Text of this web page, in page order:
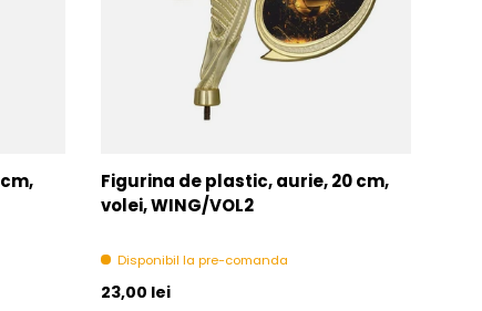
Figurina de plastic, aurie, 20 cm,
volei, WING/VOL2
Disponibil la pre-comanda
Pret initial
23,00 lei